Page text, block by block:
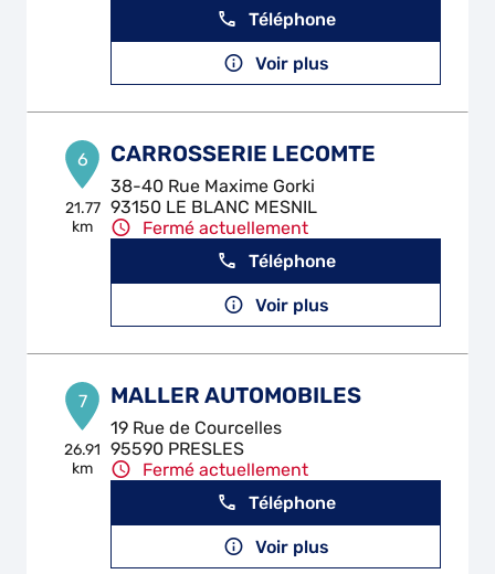
Téléphone
Voir plus
6
21.77
km
CARROSSERIE LECOMTE
38-40 Rue Maxime Gorki
93150 LE BLANC MESNIL
Fermé actuellement
Téléphone
Voir plus
7
26.91
km
MALLER AUTOMOBILES
19 Rue de Courcelles
95590 PRESLES
Fermé actuellement
Téléphone
Voir plus